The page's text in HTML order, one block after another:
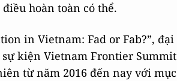
hoàn toàn có thể.
in Vietnam: Fad or Fab?”, đại
kiện Vietnam Frontier Summit
từ năm 2016 đến nay với mục